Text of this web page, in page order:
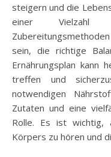
steigern und die
einer Vielzahl
sein, die richtige
Ernährungsplan kann
treffen und
notwendigen
Zutaten und eine
Rolle. Es ist wichtig,
Körpers zu hören und